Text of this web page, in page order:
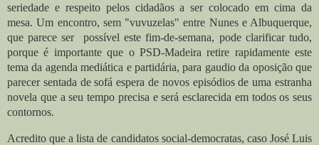
seriedade e respeito pelos cidadãos a ser colocado em cima da
mesa. Um encontro, sem "vuvuzelas" entre Nunes e Albuquerque,
que parece ser possível este fim-de-semana, pode clarificar tudo,
porque é importante que o PSD-Madeira retire rapidamente este
tema da agenda mediática e partidária, para gaudio da oposição que
parecer sentada de sofá espera de novos episódios de uma estranha
novela que a seu tempo precisa e será esclarecida em todos os seus
contornos.
Acredito que a lista de candidatos social-democratas, caso José Luis